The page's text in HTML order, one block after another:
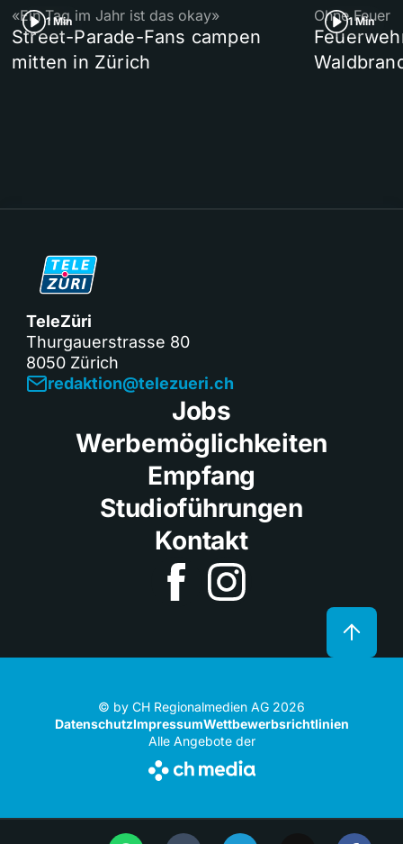
1 Min
«Ein Tag im Jahr ist das okay»
Street-Parade-Fans campen
mitten in Zürich
1 Min
Ohne Feuer
TeleZüri
Thurgauerstrasse 80
8050 Zürich
redaktion@telezueri.ch
Jobs
Werbemöglichkeiten
Empfang
Studioführungen
Kontakt
© by CH Regionalmedien AG 2026
DatenschutzImpressumWettbewerbsrichtlinien
Alle Angebote der